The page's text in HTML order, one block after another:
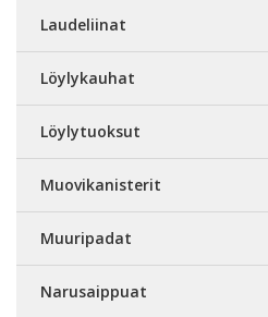
Laudeliinat
Löylykauhat
Löylytuoksut
Muovikanisterit
Muuripadat
Narusaippuat